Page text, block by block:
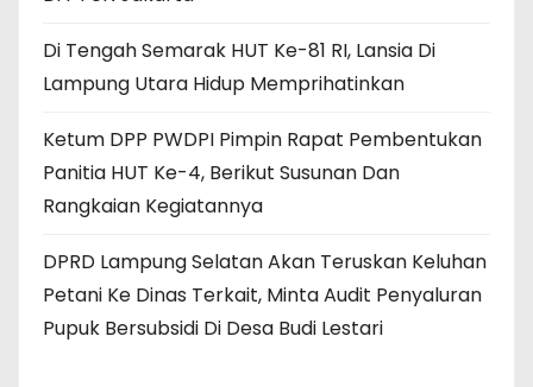
Di Tengah Semarak HUT Ke-81 RI, Lansia Di
Lampung Utara Hidup Memprihatinkan
Ketum DPP PWDPI Pimpin Rapat Pembentukan
Panitia HUT Ke-4, Berikut Susunan Dan
Rangkaian Kegiatannya
DPRD Lampung Selatan Akan Teruskan Keluhan
Petani Ke Dinas Terkait, Minta Audit Penyaluran
Pupuk Bersubsidi Di Desa Budi Lestari